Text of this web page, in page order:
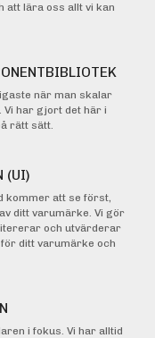
att lära oss allt vi kan
när man skalar
Vi har gjort det här i
rätt sätt.
(UI)
kommer att se först,
ditt varumärke. Vi gör
och utvärderar
ditt varumärke och
i fokus. Vi har alltid